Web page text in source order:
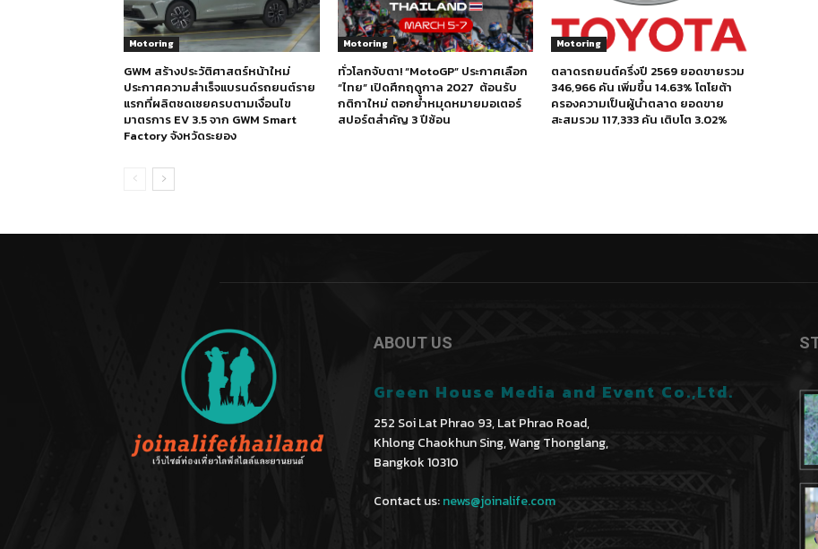
Motoring
GWM สร้างประวัติศาสตร์หน้าใหม่
ประกาศความสำเร็จแบรนด์รถยนต์ราย
แรกที่ผลิตชดเชยครบตามเงื่อนไข
มาตรการ EV 3.5 จาก GWM Smart
Factory จังหวัดระยอง
Motoring
ทั่วโลกจับตา! “MotoGP” ประกาศเลือก
“ไทย” เปิดศึกฤดูกาล 2027 ต้อนรับ
กติกาใหม่ ตอกย้ำหมุดหมายมอเตอร์
สปอร์ตสำคัญ 3 ปีซ้อน
Motoring
ตลาดรถยนต์ครึ่งปี 2569 ยอดขายรวม
346,966 คัน เพิ่มขึ้น 14.63% โตโยต้า
ครองความเป็นผู้นำตลาด ยอดขาย
สะสมรวม 117,333 คัน เติบโต 3.02%
ABOUT US
Green House Media and Event Co.,Ltd.
252 Soi Lat Phrao 93, Lat Phrao Road,
Khlong Chaokhun Sing, Wang Thonglang,
Bangkok 10310
Contact us:news@joinalife.com